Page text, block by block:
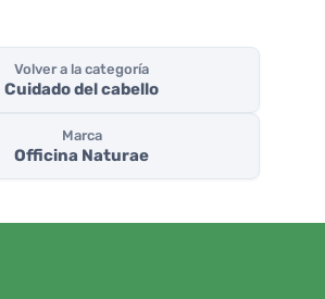
Volver a la categoría
Cuidado del cabello
Marca
Officina Naturae